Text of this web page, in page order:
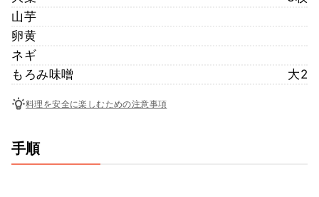
山芋
卵黄
ネギ
もろみ味噌
大2
料理を安全に楽しむための注意事項
手順